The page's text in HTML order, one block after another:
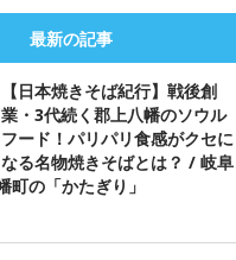
最新の記事
【日本焼きそば紀行】戦後創
業・3代続く郡上八幡のソウル
フード！パリパリ食感がクセに
なる名物焼きそばとは？ / 岐阜
町の「かたぎり」